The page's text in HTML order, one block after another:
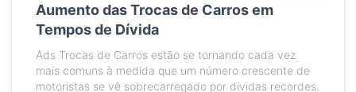
Aumento das Trocas de Carros em
Tempos de Dívida
Ads Trocas de Carros estão se tornando cada vez
mais comuns à medida que um número crescente de
motoristas se vê sobrecarregado por dívidas recordes.